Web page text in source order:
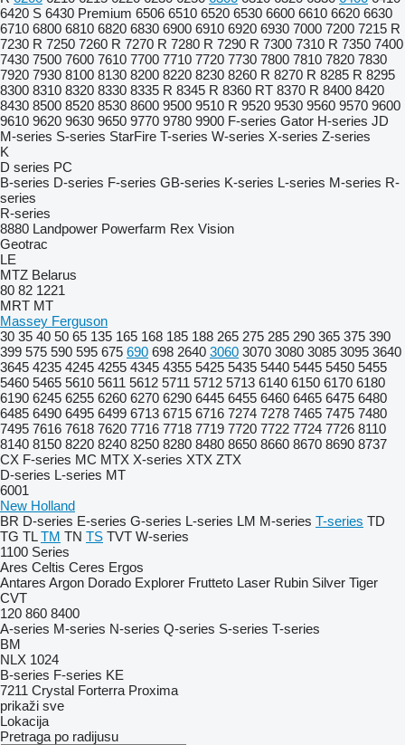
6420 S 6430 Premium 6506 6510 6520 6530 6600 6610 6620 6630
6710 6800 6810 6820 6830 6900 6910 6920 6930 7000 7200 7215 R
7230 R 7250 7260 R 7270 R 7280 R 7290 R 7300 7310 R 7350 7400
7430 7500 7600 7610 7700 7710 7720 7730 7800 7810 7820 7830
7920 7930 8100 8130 8200 8220 8230 8260 R 8270 R 8285 R 8295
8300 8310 8320 8330 8335 R 8345 R 8360 RT 8370 R 8400 8420
8430 8500 8520 8530 8600 9500 9510 R 9520 9530 9560 9570 9600
9610 9620 9630 9650 9770 9780 9900 F-series Gator H-series JD
M-series S-series StarFire T-series W-series X-series Z-series
K
D series PC
B-series D-series F-series GB-series K-series L-series M-series R-
series
R-series
8880 Landpower Powerfarm Rex Vision
Geotrac
LE
MTZ Belarus
80 82 1221
MRT MT
Massey Ferguson
30 35 40 50 65 135 165 168 185 188 265 275 285 290 365 375 390
399 575 590 595 675 690 698 2640 3060 3070 3080 3085 3095 3640
3645 4235 4245 4255 4345 4355 5425 5435 5440 5445 5450 5455
5460 5465 5610 5611 5612 5711 5712 5713 6140 6150 6170 6180
6190 6245 6255 6260 6270 6290 6445 6455 6460 6465 6475 6480
6485 6490 6495 6499 6713 6715 6716 7274 7278 7465 7475 7480
7495 7616 7618 7620 7716 7718 7719 7720 7722 7724 7726 8110
8140 8150 8220 8240 8250 8280 8480 8650 8660 8670 8690 8737
CX F-series MC MTX X-series XTX ZTX
D-series L-series MT
6001
New Holland
BR D-series E-series G-series L-series LM M-series T-series TD
TG TL TM TN TS TVT W-series
1100 Series
Ares Celtis Ceres Ergos
Antares Argon Dorado Explorer Frutteto Laser Rubin Silver Tiger
CVT
120 860 8400
A-series M-series N-series Q-series S-series T-series
BM
NLX 1024
B-series F-series KE
7211 Crystal Forterra Proxima
prikaži sve
Lokacija
Pretraga po radijusu